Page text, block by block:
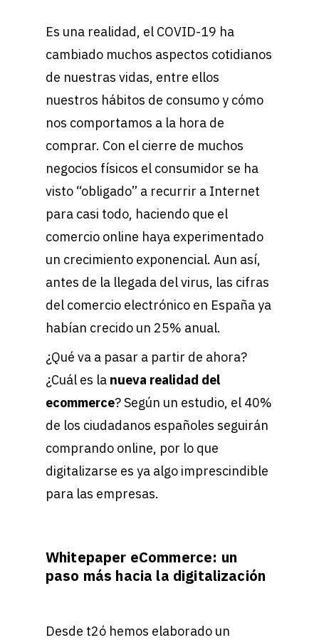
Es una realidad, el COVID-19 ha
cambiado muchos aspectos cotidianos
de nuestras vidas, entre ellos
nuestros hábitos de consumo y cómo
nos comportamos a la hora de
comprar. Con el cierre de muchos
negocios físicos el consumidor se ha
visto “obligado” a recurrir a Internet
para casi todo, haciendo que el
comercio online haya experimentado
un crecimiento exponencial. Aun así,
antes de la llegada del virus, las cifras
del comercio electrónico en España ya
habían crecido un 25% anual.
¿Qué va a pasar a partir de ahora?
¿Cuál es la nueva realidad del
ecommerce? Según un estudio, el 40%
de los ciudadanos españoles seguirán
comprando online, por lo que
digitalizarse es ya algo imprescindible
para las empresas.
Whitepaper eCommerce: un
paso más hacia la digitalización
Desde t2ó hemos elaborado un